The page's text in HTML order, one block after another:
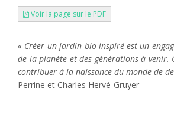
Voir la page sur le PDF
« Créer un jardin bio-inspiré est un
de la planète et des générations à venir.
contribuer à la naissance du monde de
Perrine et Charles Hervé-Gruyer